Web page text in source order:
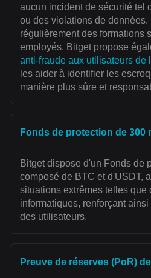
aucun incident de sécurité tel
ou des violations de
régulièrement des formations
employés, Bitget propose
anti-fraude aux utilisateurs de
les aider à identifier les
manière plus sûre et
Fonds de protection de 300
Bitget dispose d'un Fonds de
composé de BTC et d'USDT,
situations extrêmes telles que
informatiques, renforçant
des utilisateurs.
Preuve de réserves (PoR)